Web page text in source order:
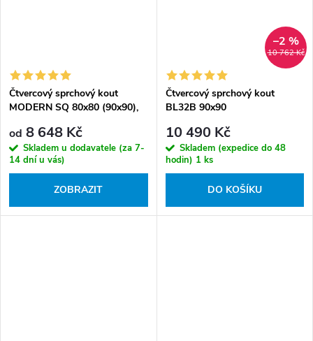
Čtvercový sprchový kout
MODERN SQ 80x80 (90x90),
od 8 648 Kč
Skladem u dodavatele (za 7-
14 dní u vás)
ZOBRAZIT
10 762 Kč
–2 %
Čtvercový sprchový kout
BL32B 90x90
SXL02B BL černá
10 490 Kč
Skladem (expedice do 48
hodin) 1 ks
DO KOŠÍKU